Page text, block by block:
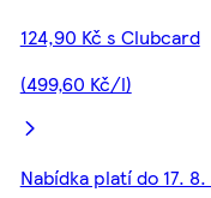
124,90 Kč s Clubcard
(499,60 Kč/l)
Nabídka platí do 17.